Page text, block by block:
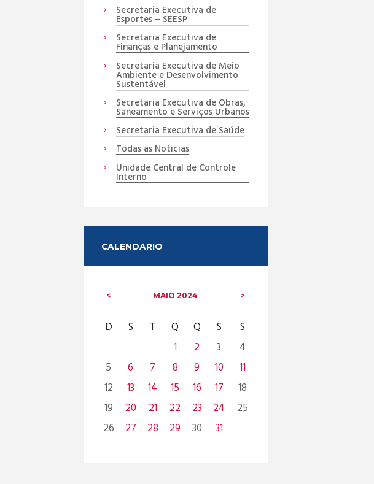
Secretaria Executiva de
Esportes – SEESP
Secretaria Executiva de
Finanças e Planejamento
Secretaria Executiva de Meio
Ambiente e Desenvolvimento
Sustentável
Secretaria Executiva de Obras,
Saneamento e Serviços Urbanos
Secretaria Executiva de Saúde
Todas as Noticias
Unidade Central de Controle
Interno
CALENDARIO
MAIO 2024
D S T Q Q S
S
1
2 3
4
5
6 7 8 9 10
11
12
13 14 15 16 17
18
19
20 21 22 23 24
25
26
27 28 29 30 31